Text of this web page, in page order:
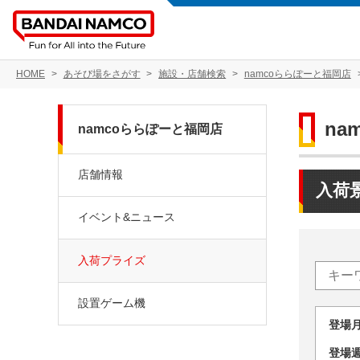
HOME あそび場をさがす 施設・店舗検索 namcoららぽーと福岡店
入荷
登
登
namcoららぽーと福岡店
店舗情報
イベント&ニュース
入荷プライズ
設置ゲーム機